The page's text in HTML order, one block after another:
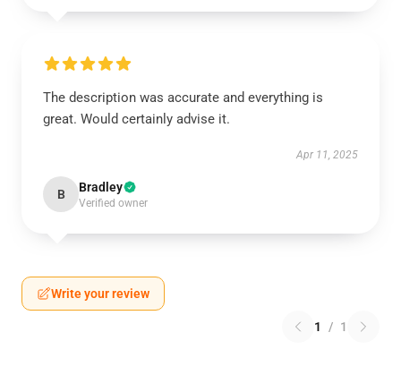
The description was accurate and everything is
great. Would certainly advise it.
Apr 11, 2025
B Bradley
Verified owner
Write your review
1 / 1